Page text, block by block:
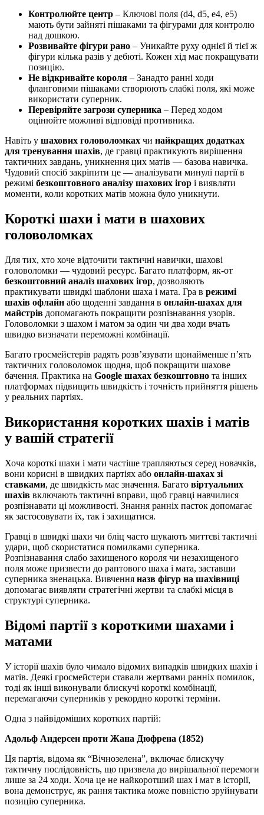
Контролюйте центр – Ключові поля (d4, d5, e4, e5)
мають бути зайняті пішаками та фігурами для контролю
над дошкою.
Розвивайте фігури рано – Уникайте руху однієї й тієї ж
фігури кілька разів у дебюті. Кожен хід має покращувати
позицію.
Не відкривайте короля – Занадто ранні ходи
фланговими пішаками створюють слабкі поля, які може
використати суперник.
Перевіряйте загрози суперника – Перед ходом
оцінюйте можливі відповіді противника.
Навіть у шахових головоломках чи найкращих додатках
для тренування шахів, де гравці практикують вирішення
тактичних завдань, уникнення цих матів — базова навичка.
Чудовий спосіб закріпити це — аналізувати минулі партії в
режимі безкоштовного аналізу шахових ігор і виявляти
моменти, коли коротких матів можна було уникнути.
Короткі шахи і мати в шахових
головоломках
Для тих, хто хоче відточити тактичні навички, шахові
головоломки — чудовий ресурс. Багато платформ, як-от
безкоштовний аналіз шахових ігор, дозволяють
практикувати швидкі шаблони шаха і мата. Гра в режимі
шахів офлайн або щоденні завдання в онлайн-шахах для
майстрів допомагають покращити розпізнавання узорів.
Головоломки з шахом і матом за один чи два ходи вчать
швидко визначати переможні комбінації.
Багато гросмейстерів радять розв’язувати щонайменше п’ять
тактичних головоломок щодня, щоб покращити шахове
бачення. Практика на Google шахах безкоштовно та інших
платформах підвищить швидкість і точність прийняття рішень
у реальних партіях.
Використання коротких шахів і матів
у вашій стратегії
Хоча короткі шахи і мати частіше трапляються серед новачків,
вони корисні в швидких партіях або онлайн-шахах зі
ставками, де швидкість має значення. Багато віртуальних
шахів включають тактичні вправи, щоб гравці навчилися
розпізнавати ці можливості. Знання ранніх пасток допомагає
як застосовувати їх, так і захищатися.
Гравці в швидкі шахи чи бліц часто шукають миттєві тактичні
удари, щоб скористатися помилками суперника.
Розпізнавання слабо захищеного короля чи незахищеного
поля може призвести до раптового шаха і мата, заставши
суперника зненацька. Вивчення назв фігур на шахівниці
допомагає виявляти стратегічні жертви та слабкі місця в
структурі суперника.
Відомі партії з короткими шахами і
матами
У історії шахів було чимало відомих випадків швидких шахів і
матів. Деякі гросмейстери ставали жертвами ранніх помилок,
тоді як інші виконували блискучі короткі комбінації,
перемагаючи суперників у рекордно короткі терміни.
Одна з найвідоміших коротких партій:
Адольф Андерсен проти Жана Дюфрена (1852)
Ця партія, відома як “Вічнозелена”, включає блискучу
тактичну послідовність, що призвела до вирішальної перемоги
лише за 24 ходи. Хоча це не найкоротший шах і мат в історії,
вона демонструє, як рання тактика може повністю зруйнувати
позицію суперника.